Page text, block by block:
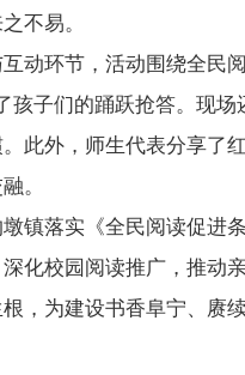
不易。
动环节，活动围绕全民
孩子们的踊跃抢答。现
此外，师生代表分享了
。
镇落实《全民阅读促进
化校园阅读推广，推动
，为建设书香阜宁、赓